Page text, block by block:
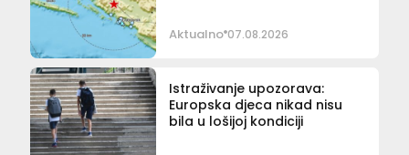
Aktualno 07.08.2026
Istraživanje upozorava:
Europska djeca nikad nisu
bila u lošijoj kondiciji